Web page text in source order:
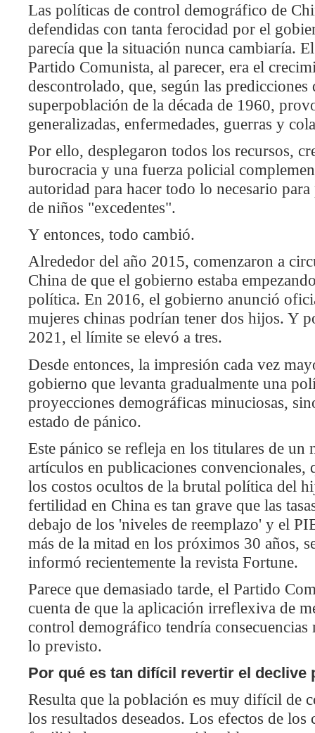
Las políticas de control demográfico de
defendidas con tanta ferocidad por el
parecía que la situación nunca cambiaría.
Partido Comunista, al parecer, era el
descontrolado, que, según las predicciones
superpoblación de la década de 1960,
generalizadas, enfermedades, guerras y
Por ello, desplegaron todos los recursos,
burocracia y una fuerza policial
autoridad para hacer todo lo necesario
de niños "excedentes".
Y entonces, todo cambió.
Alrededor del año 2015, comenzaron a
China de que el gobierno estaba
política. En 2016, el gobierno anunció
mujeres chinas podrían tener dos hijos. Y
2021, el límite se elevó a tres.
Desde entonces, la impresión cada vez
gobierno que levanta gradualmente una
proyecciones demográficas minuciosas,
estado de pánico.
Este pánico se refleja en los titulares de un
artículos en publicaciones convencionales,
los costos ocultos de la brutal política del
fertilidad en China es tan grave que las
debajo de los 'niveles de reemplazo' y el
más de la mitad en los próximos 30 años,
informó recientemente la revista Fortune.
Parece que demasiado tarde, el Partido
cuenta de que la aplicación irreflexiva de
control demográfico tendría consecuencias
lo previsto.
Por qué es tan difícil revertir el declive
Resulta que la población es muy difícil de
los resultados deseados. Los efectos de los